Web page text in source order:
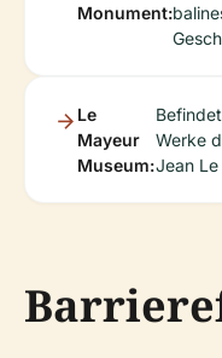
Monument:
Le
Mayeur
Museum:
Werke
Jean